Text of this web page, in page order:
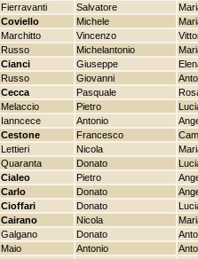
Fierravanti Salvatore
Coviello Michele
Marchitto Vincenzo
Russo Michelantonio
Cianci Giuseppe
Russo Giovanni
Cecca Pasquale
Melaccio Pietro
Ianncece Antonio
Cestone Francesco
Lettieri Nicola
Quaranta Donato
Cialeo Pietro
Carlo Donato
Cioffari Donato
Cairano Nicola
Galgano Donato
Maio Antonio